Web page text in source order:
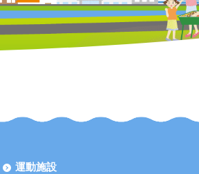
運動施設